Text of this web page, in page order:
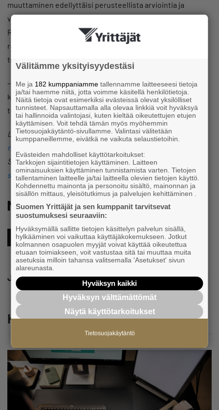
muuttaminen edellyttäisi perusteellista arviointia ja
valmistelua. Rikoslaki ei ole sopimusriitojen ratkaisuväline.
Rikosoikeudellinen laillisuusperiaate edellyttää, että
rangaistava toiminta määritellään laissa riittävän
täsmällisesti ja tarkkarajaisesti.
– Rikosoikeus on aina viimesijainen väline, eikä sitä tule
käyttää tilanteisiin, joissa velvoitteet ovat epäselviä tai
tulkinnanvaraisia, Nurmela sanoo.
Lisätietoja: asiantuntija Niko Nurmela, 050 571 9009,
niko.nurmela@yrittajat.fi
Sandberg, 040 359 1986, atte.rytkonen-
sandberg@yrittajat.fi
Muita kiinnostavia aiheita
Työnantaja
Jaa
Katso myös
Välitämme yksityisyydestäsi
Me ja 182 kumppaniamme tallennamme laitteeseesi tietoja
ja/tai haemme niitä, jotta voimme käsitellä henkilötietoja.
Näitä tietoja ovat esimerkiksi evästeissä olevat yksilölliset
tunnisteet. Napsauttamalla alla olevaa linkkiä voit hyväksyä
tai hallinnoida valintojasi, kuten kieltää oikeutettujen etujen
käyttämisen. Voit tehdä tämän myös myöhemmin
Tietosuojakäytäntö-sivullamme. Valintasi välitetään
kumppaneillemme, eivätkä ne vaikuta selaustietoihin.
Evästeiden mahdolliset käyttötarkoitukset:
Tarkkojen sijaintitietojen käyttäminen. Laitteen
ominaisuuksien käyttäminen tunnistamista varten. Tietojen
tallentaminen laitteelle ja/tai laitteella olevien tietojen käyttö.
Kohdennettu mainonta ja personoitu sisältö, mainonnan ja
sisällön mittaus, yleisötutkimus ja palvelujen kehittäminen .
Suomen Yrittäjät ja sen kumppanit tarvitsevat
suostumuksesi seuraaviin:
Hyväksymällä sallitte tietojen käsittelyn palvelun sisällä,
hylkääminen voi vaikuttaa käyttäjäkokemukseen. Jotkut
kolmannen osapuolen myyjät voivat käyttää oikeutettua
etuaan toimiakseen, voit vastustaa sitä tai muuttaa muita
asetuksia milloin tahansa valitsemalla 'Asetukset' sivun
alareunasta.
Hyväksyn kaikki
Hyväksyn välttämättömät
Näytä käyttötarkoitukset
Tietosuojakäytäntö